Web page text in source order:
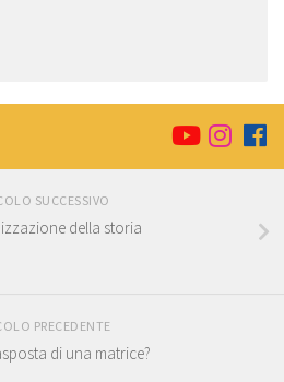
SUCCESSIVO
della storia
PRECEDENTE
di una matrice?